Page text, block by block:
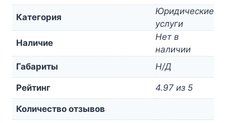
Категория
Юридические
услуги
Наличие
Нет в
наличии
Габариты
Н/Д
Рейтинг 4.97 из 5
Количество отзывов